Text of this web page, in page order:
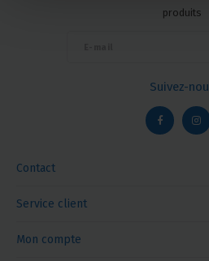
Contact
produits
Suivez-
Service client
Mon compte